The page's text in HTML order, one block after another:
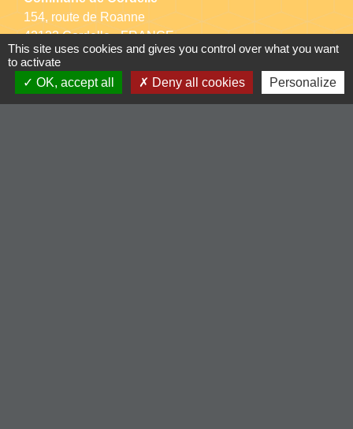
154, route de Roanne
42123 Cordelle - FRANCE
+33 4 77 64 90 12
Contact par formulaire
This site uses cookies and gives you control over what you want
to activate
OK, accept all
Deny all cookies Personalize